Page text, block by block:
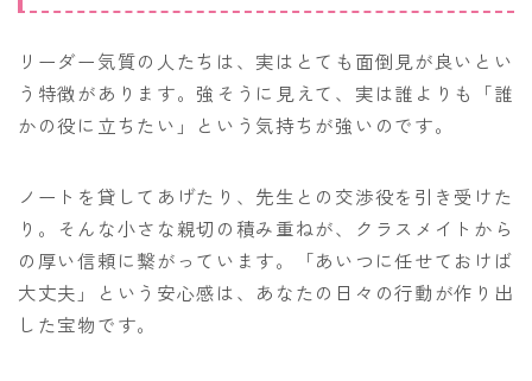
リーダー気質の人たちは、実はとても面倒見が良いとい
う特徴があります。強そうに見えて、実は誰よりも「誰
かの役に立ちたい」という気持ちが強いのです。
ノートを貸してあげたり、先生との交渉役を引き受けた
り。そんな小さな親切の積み重ねが、クラスメイトから
の厚い信頼に繋がっています。「あいつに任せておけば
大丈夫」という安心感は、あなたの日々の行動が作り出
した宝物です。